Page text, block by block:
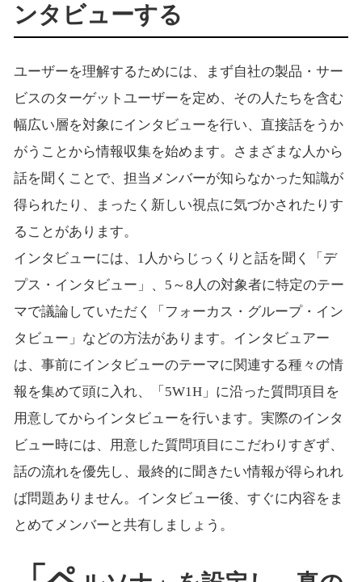
ンタビューする
ユーザーを理解するためには、まず自社の製品・サー
ビスのターゲットユーザーを定め、その人たちを含む
幅広い層を対象にインタビューを行い、直接話をうか
がうことから情報収集を始めます。さまざまな人から
話を聞くことで、担当メンバーが知らなかった知識が
得られたり、まったく新しい視点に気づかされたりす
ることがあります。
インタビューには、1人からじっくりと話を聞く「デ
プス・インタビュー」、5～8人の対象者に特定のテー
マで議論していただく「フォーカス・グループ・イン
タビュー」などの方法があります。インタビュアー
は、事前にインタビューのテーマに関連する種々の情
報を集めて頭に入れ、「5W1H」に沿った質問項目を
用意してからインタビューを行います。実際のインタ
ビュー時には、用意した質問項目にこだわりすぎず、
話の流れを優先し、最終的に聞きたい情報が得られれ
ば問題ありません。インタビュー後、すぐに内容をま
とめてメンバーと共有しましょう。